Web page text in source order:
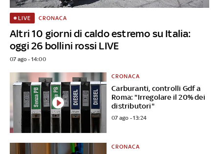
Altri 10 giorni di caldo estremo su Italia:
oggi 26 bollini rossi LIVE
LIVE CRONACA
07 ago - 14:00
Carburanti, controlli Gdf a
Roma: "Irregolare il 20% dei
distributori"
CRONACA
07 ago - 13:24
CRONACA